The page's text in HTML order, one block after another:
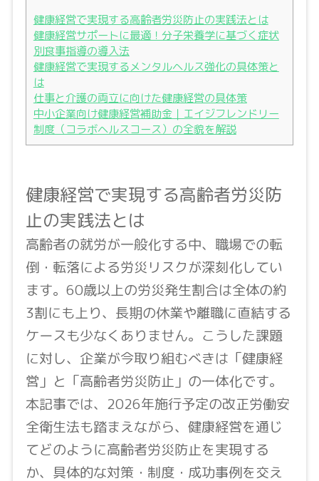
健康経営で実現する高齢者労災防止の実践法とは
健康経営サポートに最適！分子栄養学に基づく症状
別食事指導の導入法
健康経営で実現するメンタルヘルス強化の具体策と
は
仕事と介護の両立に向けた健康経営の具体策
中小企業向け健康経営補助金｜エイジフレンドリー
制度（コラボヘルスコース）の全貌を解説
健康経営で実現する高齢者労災防
止の実践法とは
高齢者の就労が一般化する中、職場での転
倒・転落による労災リスクが深刻化してい
ます。60歳以上の労災発生割合は全体の約
3割にも上り、長期の休業や離職に直結する
ケースも少なくありません。こうした課題
に対し、企業が今取り組むべきは「健康経
営」と「高齢者労災防止」の一体化です。
本記事では、2026年施行予定の改正労働安
全衛生法も踏まえながら、健康経営を通じ
てどのように高齢者労災防止を実現する
か、具体的な対策・制度・成功事例を交え